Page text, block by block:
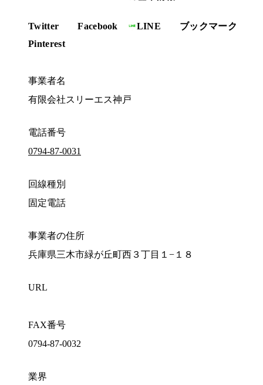
Twitter Facebook LINE
ブックマーク
Pinterest
事業者名
有限会社スリーエス神戸
電話番号
0794-87-0031
回線種別
固定電話
事業者の住所
兵庫県三木市緑が丘町西３丁目１−１８
URL
FAX番号
0794-87-0032
業界